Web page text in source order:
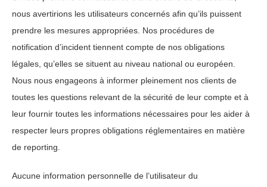
nous avertirions les utilisateurs concernés afin qu’ils puissent
prendre les mesures appropriées. Nos procédures de
notification d’incident tiennent compte de nos obligations
légales, qu’elles se situent au niveau national ou européen.
Nous nous engageons à informer pleinement nos clients de
toutes les questions relevant de la sécurité de leur compte et à
leur fournir toutes les informations nécessaires pour les aider à
respecter leurs propres obligations réglementaires en matière
de reporting.
Aucune information personnelle de l’utilisateur du